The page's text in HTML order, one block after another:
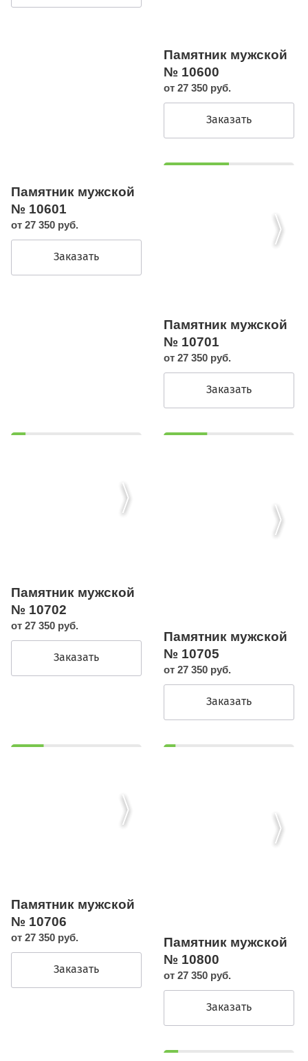
Памятник мужской
№ 10600
от 27 350 руб.
Заказать
Памятник мужской
№ 10601
от 27 350 руб.
Заказать
Памятник мужской
№ 10701
от 27 350 руб.
Заказать
Памятник мужской
№ 10702
от 27 350 руб.
Заказать
Памятник мужской
№ 10705
от 27 350 руб.
Заказать
Памятник мужской
№ 10706
от 27 350 руб.
Заказать
Памятник мужской
№ 10800
от 27 350 руб.
Заказать